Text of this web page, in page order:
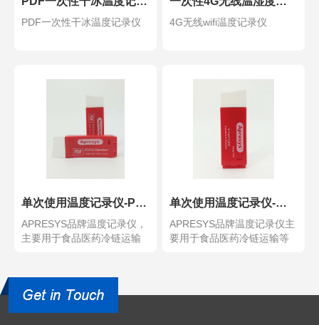
PDF一次性干冰温度记录仪 4G无线wifi温度记录仪
单次使用温度记录仪-PDF版/D25/D50/D99
APRESYS品牌温度记录仪，
主要用于食品医药冷链运输
单次使用温度记录仪-软件版D25/D50/D99
APRESYS品牌温度记录仪主
要用于食品医药冷链运输等